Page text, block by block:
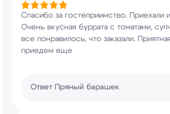
Спасибо за гостеприимство. Приехали
Очень вкусная буррата с томатами,
все понравилось, что заказали.
приедем еще
Ответ Пряный барашек